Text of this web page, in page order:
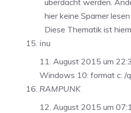
überdacht werden.
hier keine Spamer
Diese Thematik ist
inu
11. August 2015 um
Windows 10: format c: /q
RAMPUNK
12. August 2015 um